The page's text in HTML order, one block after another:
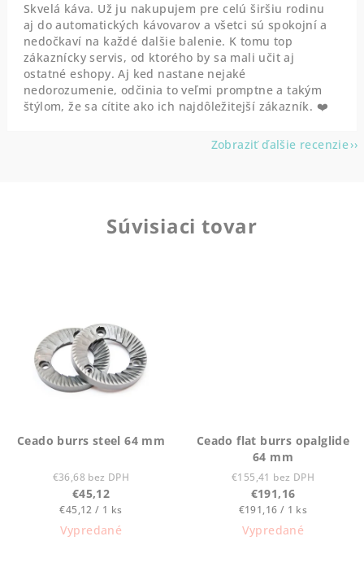
Skvelá káva. Už ju nakupujem pre celú širšiu rodinu
aj do automatických kávovarov a všetci sú spokojní a
nedočkaví na každé dalšie balenie. K tomu top
zákaznícky servis, od ktorého by sa mali učit aj
ostatné eshopy. Aj ked nastane nejaké
nedorozumenie, odčinia to veľmi promptne a takým
štýlom, že sa cítite ako ich najdôležitejší zákazník. ❤️
Zobraziť ďalšie recenzie
Súvisiaci tovar
Ceado burrs steel 64 mm
€36,68 bez DPH
€45,12
Jednotková
cena:
€45,12 / 1 ks
Vypredané
Ceado flat burrs opalglide
64 mm
€155,41 bez DPH
€191,16
Jednotková
cena:
€191,16 / 1 ks
Vypredané